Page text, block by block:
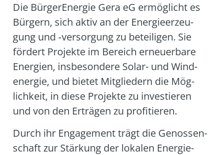
Die Bür­ger­En­er­gie Gera eG ermög­licht es
Bür­gern, sich aktiv an der Ener­gie­er­zeu­
gung und ‑ver­sor­gung zu betei­li­gen. Sie
för­dert Pro­jek­te im Bereich erneu­er­ba­re
Ener­gien, ins­be­son­de­re Solar- und Wind­
ener­gie, und bie­tet Mit­glie­dern die Mög­
lich­keit, in die­se Pro­jek­te zu inves­tie­ren
und von den Erträ­gen zu pro­fi­tie­ren.
Durch ihr Enga­ge­ment trägt die Genos­sen­
schaft zur Stär­kung der loka­len Ener­gie­